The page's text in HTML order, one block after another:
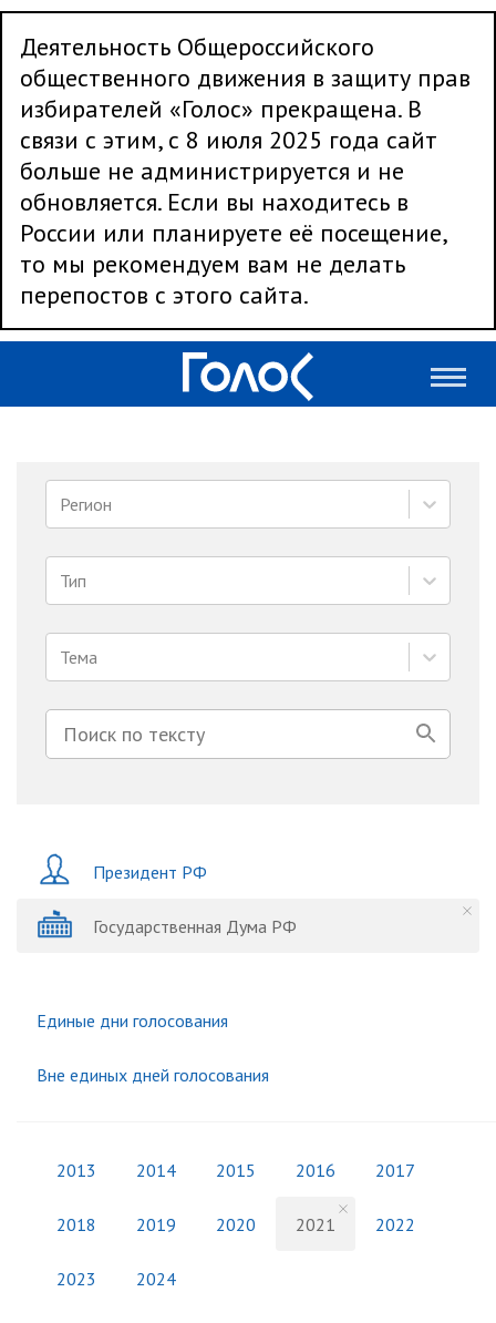
Деятельность Общероссийского
общественного движения в защиту прав
избирателей «Голос» прекращена. В
связи с этим, с 8 июля 2025 года сайт
больше не администрируется и не
обновляется. Если вы находитесь в
России или планируете её посещение,
то мы рекомендуем вам не делать
перепостов с этого сайта.
Регион
Тип
Тема
Президент РФ
Государственная Дума РФ
Единые дни голосования
Вне единых дней голосования
2013 2014 2015 2016 2017
2018 2019 2020 2021 2022
2023 2024